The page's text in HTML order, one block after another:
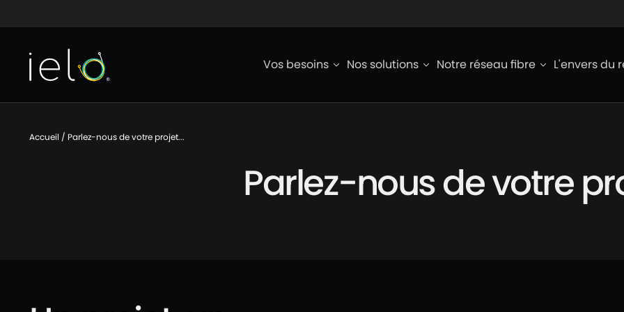
Vos besoins Nos solutions Notre réseau fibre L'envers du
Accueil / Parlez-nous de votre projet...
Parlez-nous de votre